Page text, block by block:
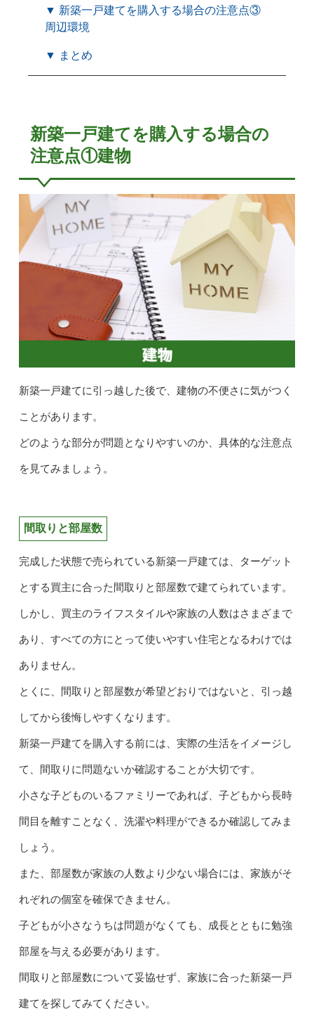
▼ 新築一戸建てを購入する場合の注意点③
周辺環境
▼ まとめ
新築一戸建てを購入する場合の
注意点①建物
新築一戸建てに引っ越した後で、建物の不便さに気がつく
ことがあります。
どのような部分が問題となりやすいのか、具体的な注意点
を見てみましょう。
間取りと部屋数
完成した状態で売られている新築一戸建ては、ターゲット
とする買主に合った間取りと部屋数で建てられています。
しかし、買主のライフスタイルや家族の人数はさまざまで
あり、すべての方にとって使いやすい住宅となるわけでは
ありません。
とくに、間取りと部屋数が希望どおりではないと、引っ越
してから後悔しやすくなります。
新築一戸建てを購入する前には、実際の生活をイメージし
て、間取りに問題ないか確認することが大切です。
小さな子どものいるファミリーであれば、子どもから長時
間目を離すことなく、洗濯や料理ができるか確認してみま
しょう。
また、部屋数が家族の人数より少ない場合には、家族がそ
れぞれの個室を確保できません。
子どもが小さなうちは問題がなくても、成長とともに勉強
部屋を与える必要があります。
間取りと部屋数について妥協せず、家族に合った新築一戸
建てを探してみてください。